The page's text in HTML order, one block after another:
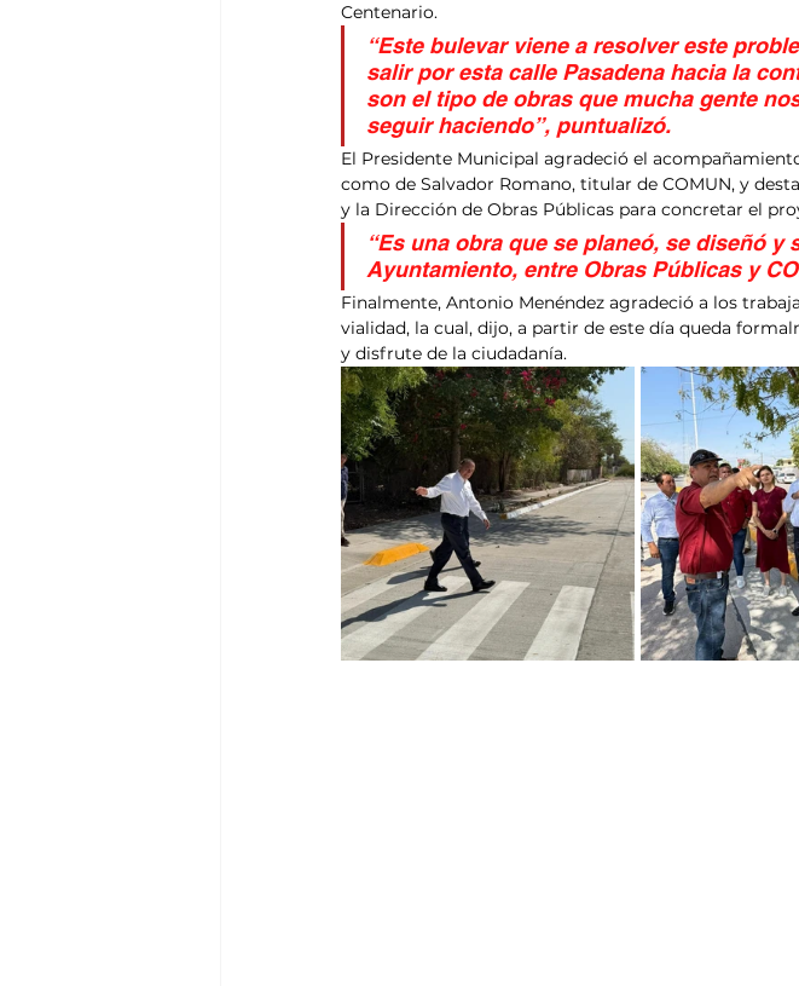
Centenario.
“Este bulevar viene a resolver este
salir por esta calle Pasadena hacia la
son el tipo de obras que mucha gente
seguir haciendo”, puntualizó.
El Presidente Municipal agradeció el
como de Salvador Romano, titular de COMUN, y
y la Dirección de Obras Públicas para concretar el
“Es una obra que se planeó, se diseñó
Ayuntamiento, entre Obras Públicas y
Finalmente, Antonio Menéndez agradeció a los
vialidad, la cual, dijo, a partir de este día queda
y disfrute de la ciudadanía.